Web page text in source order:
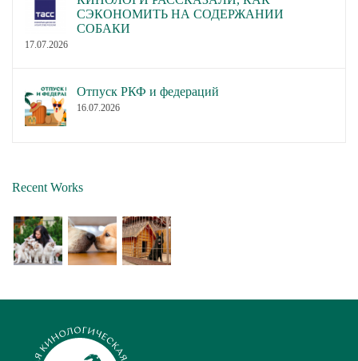
СЭКОНОМИТЬ НА СОДЕРЖАНИИ
СОБАКИ
17.07.2026
Отпуск РКФ и федераций
16.07.2026
Recent Works